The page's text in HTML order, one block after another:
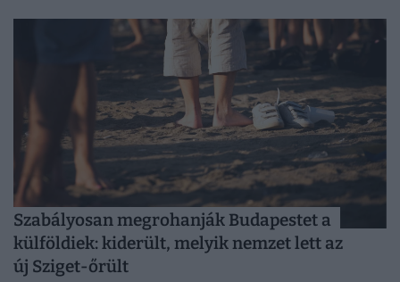
Szabályosan megrohanják Budapestet a
külföldiek: kiderült, melyik nemzet lett az
új Sziget-őrült